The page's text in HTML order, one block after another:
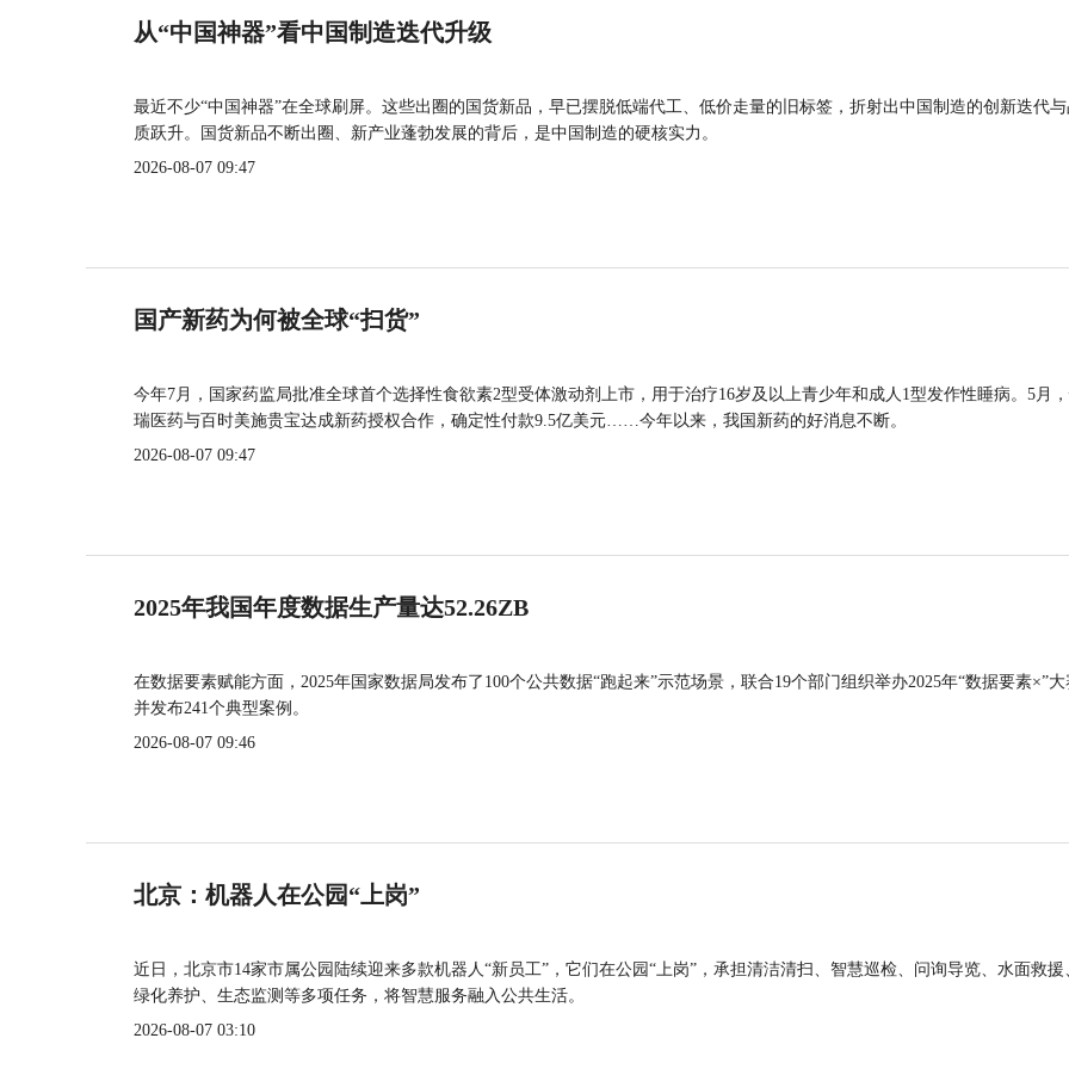
从“中国神器”看中国制造迭代升级
最近不少“中国神器”在全球刷屏。这些出圈的国货新品，早已摆脱低端代工、低价走量的旧标签，折射出中国制造的创新迭代
质跃升。国货新品不断出圈、新产业蓬勃发展的背后，是中国制造的硬核实力。
2026-08-07 09:47
国产新药为何被全球“扫货”
今年7月，国家药监局批准全球首个选择性食欲素2型受体激动剂上市，用于治疗16岁及以上青少年和成人1型发作性睡病。5月
瑞医药与百时美施贵宝达成新药授权合作，确定性付款9.5亿美元……今年以来，我国新药的好消息不断。
2026-08-07 09:47
2025年我国年度数据生产量达52.26ZB
在数据要素赋能方面，2025年国家数据局发布了100个公共数据“跑起来”示范场景，联合19个部门组织举办2025年“数据要素×”大
并发布241个典型案例。
2026-08-07 09:46
北京：机器人在公园“上岗”
近日，北京市14家市属公园陆续迎来多款机器人“新员工”，它们在公园“上岗”，承担清洁清扫、智慧巡检、问询导览、水面救援
绿化养护、生态监测等多项任务，将智慧服务融入公共生活。
2026-08-07 03:10